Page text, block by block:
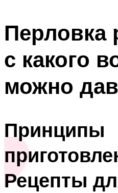
Перловка
с какого
можно
Принципы
Рецепты